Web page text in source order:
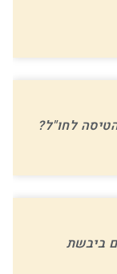
לחו"ל?
ביבשת